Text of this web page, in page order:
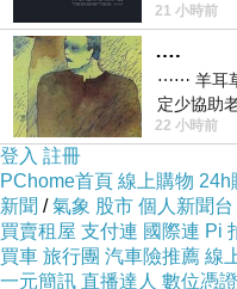
復...，每
21 小時前
….
⋯⋯ 羊耳
定少協助
不是我的
22 小時前
登入 註冊
PChome首頁 線上購物 24h
新聞 /氣象 股市 個人新聞台
買賣租屋 支付連 國際連 Pi
買車 旅行團 汽車險推薦 線
一元簡訊 直播達人 數位憑證